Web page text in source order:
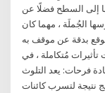
إلى السطح فضلًا عن
الجُملَة ، مهما كان
بدقة عن موقف به
مُتكاملة ، في
فرحات: يعد التلوث
نتيجة لتسرب كائنات